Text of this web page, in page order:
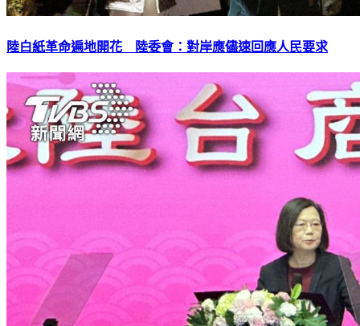
陸白紙革命遍地開花 陸委會：對岸應儘速回應人民要求